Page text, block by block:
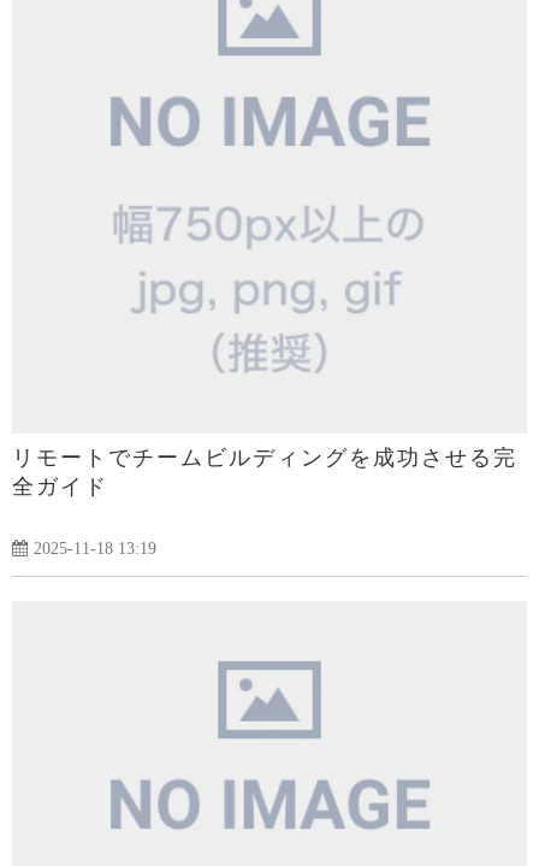
リモートでチームビルディングを成功させる完
全ガイド
2025-11-18 13:19